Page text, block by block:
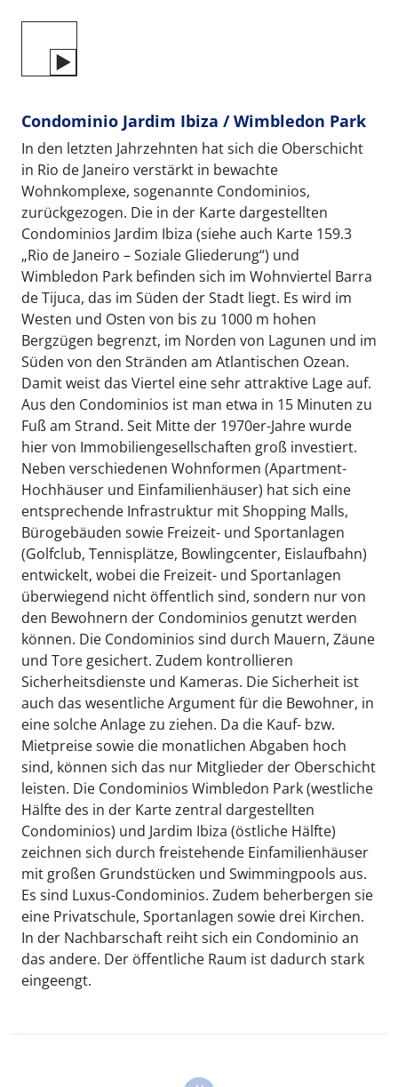
Condominio Jardim Ibiza / Wimbledon Park
In den letzten Jahrzehnten hat sich die Oberschicht
in Rio de Janeiro verstärkt in bewachte
Wohnkomplexe, sogenannte Condominios,
zurückgezogen. Die in der Karte dargestellten
Condominios Jardim Ibiza (siehe auch Karte 159.3
„Rio de Janeiro – Soziale Gliederung“) und
Wimbledon Park befinden sich im Wohnviertel Barra
de Tijuca, das im Süden der Stadt liegt. Es wird im
Westen und Osten von bis zu 1000 m hohen
Bergzügen begrenzt, im Norden von Lagunen und im
Süden von den Stränden am Atlantischen Ozean.
Damit weist das Viertel eine sehr attraktive Lage auf.
Aus den Condominios ist man etwa in 15 Minuten zu
Fuß am Strand. Seit Mitte der 1970er-Jahre wurde
hier von Immobiliengesellschaften groß investiert.
Neben verschiedenen Wohnformen (Apartment-
Hochhäuser und Einfamilienhäuser) hat sich eine
entsprechende Infrastruktur mit Shopping Malls,
Bürogebäuden sowie Freizeit- und Sportanlagen
(Golfclub, Tennisplätze, Bowlingcenter, Eislaufbahn)
entwickelt, wobei die Freizeit- und Sportanlagen
überwiegend nicht öffentlich sind, sondern nur von
den Bewohnern der Condominios genutzt werden
können. Die Condominios sind durch Mauern, Zäune
und Tore gesichert. Zudem kontrollieren
Sicherheitsdienste und Kameras. Die Sicherheit ist
auch das wesentliche Argument für die Bewohner, in
eine solche Anlage zu ziehen. Da die Kauf- bzw.
Mietpreise sowie die monatlichen Abgaben hoch
sind, können sich das nur Mitglieder der Oberschicht
leisten. Die Condominios Wimbledon Park (westliche
Hälfte des in der Karte zentral dargestellten
Condominios) und Jardim Ibiza (östliche Hälfte)
zeichnen sich durch freistehende Einfamilienhäuser
mit großen Grundstücken und Swimmingpools aus.
Es sind Luxus-Condominios. Zudem beherbergen sie
eine Privatschule, Sportanlagen sowie drei Kirchen.
In der Nachbarschaft reiht sich ein Condominio an
das andere. Der öffentliche Raum ist dadurch stark
eingeengt.